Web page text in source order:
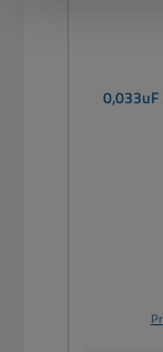
0,033uF